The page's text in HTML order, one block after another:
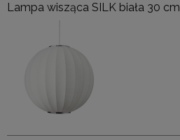
Lampa wisząca SILK biała 30 cm